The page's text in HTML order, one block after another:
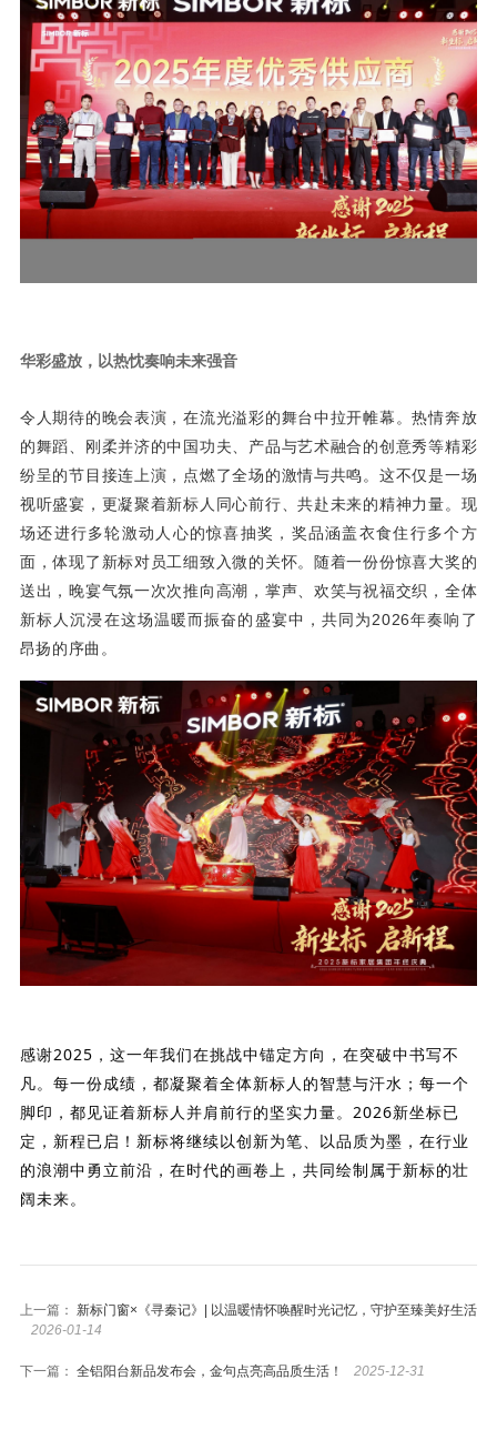
华彩盛放， 以热忱奏响未来强音
令人期待的晚会表演，在流光溢彩的舞台中拉开帷幕。热情奔放
的舞蹈、刚柔并济的中国功夫、产品与艺术融合的创意秀等精彩
纷呈的节目 接连上演， 点燃了全场的激情与共鸣。这不仅是一场
视听盛宴，更凝聚着新标人同心前行、共赴未来的精神力量。 现
场还进行多轮激动人心的惊喜抽奖，奖品涵盖衣食住行多个方
面，体现了新标对员工细致入微的关怀。随着一份份惊喜大奖的
送出，晚宴气氛一次次推向高潮，掌声、欢笑与祝福交织，全体
新标人沉浸在这场温暖而振奋的盛宴中，共同为2026年奏响了
昂扬的序曲。
感谢2025，这一年我们在挑战中锚定方向，在突破中书写不
凡。每一份成绩，都凝聚着全体新标人的智慧与汗水；每一个
脚印，都见证着新标人并肩前行的坚实力量。2026新坐标已
定，新程已启！新标将继续以创新为笔、以品质为墨，在行业
的浪潮中勇立前沿，在时代的画卷上，共同绘制属于新标的壮
阔未来。
上一篇： 新标门窗×《寻秦记》| 以温暖情怀唤醒时光记忆，守护至臻美好生活
2026-01-14
下一篇： 全铝阳台新品发布会，金句点亮高品质生活！ 2025-12-31